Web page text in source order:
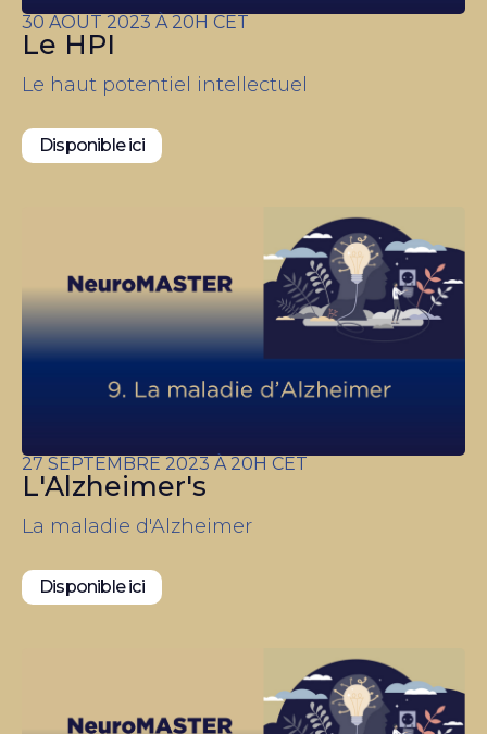
30 AOUT 2023 À 20H CET
Le HPI
Le haut potentiel intellectuel
Disponible ici
27 SEPTEMBRE 2023 À 20H CET
L'Alzheimer's
La maladie d'Alzheimer
Disponible ici